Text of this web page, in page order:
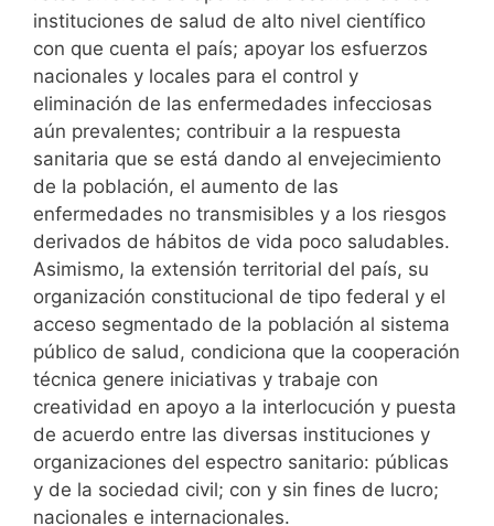
instituciones de salud de alto nivel científico
con que cuenta el país; apoyar los esfuerzos
nacionales y locales para el control y
eliminación de las enfermedades infecciosas
aún prevalentes; contribuir a la respuesta
sanitaria que se está dando al envejecimiento
de la población, el aumento de las
enfermedades no transmisibles y a los riesgos
derivados de hábitos de vida poco saludables.
Asimismo, la extensión territorial del país, su
organización constitucional de tipo federal y el
acceso segmentado de la población al sistema
público de salud, condiciona que la cooperación
técnica genere iniciativas y trabaje con
creatividad en apoyo a la interlocución y puesta
de acuerdo entre las diversas instituciones y
organizaciones del espectro sanitario: públicas
y de la sociedad civil; con y sin fines de lucro;
nacionales e internacionales.